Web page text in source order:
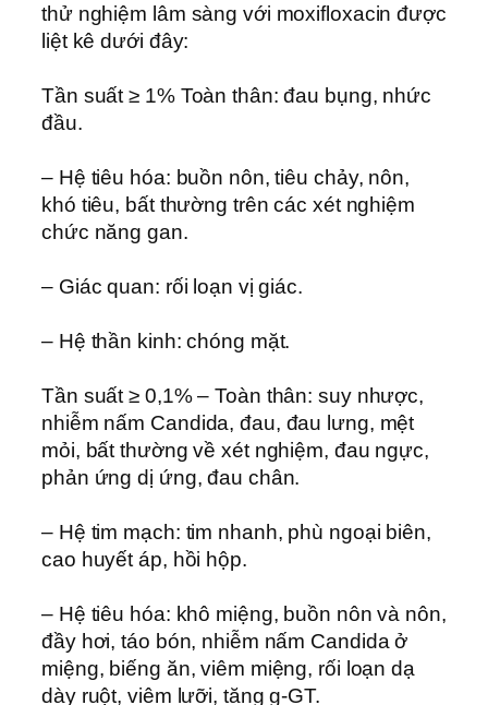
thử nghiệm lâm sàng với moxifloxacin được
liệt kê dưới đây:
Tần suất ≥ 1% Toàn thân: đau bụng, nhức
đầu.
– Hệ tiêu hóa: buồn nôn, tiêu chảy, nôn,
khó tiêu, bất thường trên các xét nghiệm
chức năng gan.
– Giác quan: rối loạn vị giác.
– Hệ thần kinh: chóng mặt.
Tần suất ≥ 0,1% – Toàn thân: suy nhược,
nhiễm nấm Candida, đau, đau lưng, mệt
mỏi, bất thường về xét nghiệm, đau ngực,
phản ứng dị ứng, đau chân.
– Hệ tim mạch: tim nhanh, phù ngoại biên,
cao huyết áp, hồi hộp.
– Hệ tiêu hóa: khô miệng, buồn nôn và nôn,
đầy hơi, táo bón, nhiễm nấm Candida ở
miệng, biếng ăn, viêm miệng, rối loạn dạ
dày ruột, viêm lưỡi, tăng g-GT.